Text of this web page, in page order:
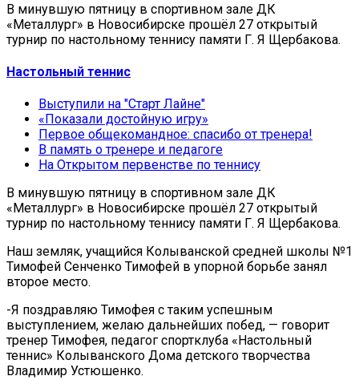
В минувшую пятницу в спортивном зале ДК
«Металлург» в Новосибирске прошёл 27 открытый
турнир по настольному теннису памяти Г. Я Щербакова.
Настольный теннис
Выступили на "Старт Лайне"
«Показали достойную игру»
Первое общекомандное: спасибо от тренера!
В память о тренере и педагоге
На Открытом первенстве по теннису
В минувшую пятницу в спортивном зале ДК
«Металлург» в Новосибирске прошёл 27 открытый
турнир по настольному теннису памяти Г. Я Щербакова.
Наш земляк, учащийся Колыванской средней школы №1
Тимофей Сенченко Тимофей в упорной борьбе занял
второе место.
-Я поздравляю Тимофея с таким успешным
выступлением, желаю дальнейших побед, — говорит
тренер Тимофея, педагог спортклуба «Настольный
теннис» Колыванского Дома детского творчества
Владимир Устюшенко.